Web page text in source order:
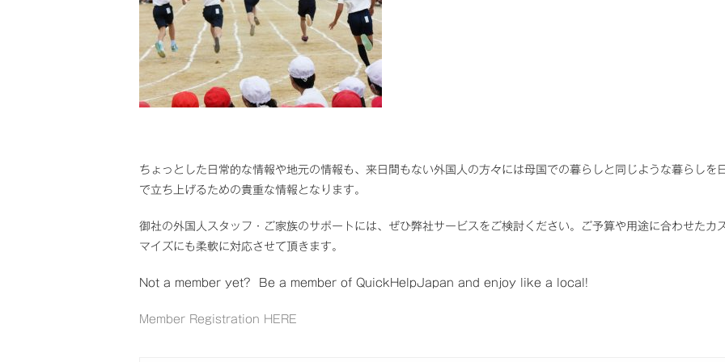
ちょっとした日常的な情報や地元の情報も、来日間もない外国人の方々には母国での暮らしと同じような暮らしを
で立ち上げるための貴重な情報となります。
御社の外国人スタッフ・ご家族のサポートには、ぜひ弊社サービスをご検討ください。ご予算や用途に合わせたカ
マイズにも柔軟に対応させて頂きます。
Not a member yet? Be a member of QuickHelpJapan and enjoy like a local!
Member Registration HERE